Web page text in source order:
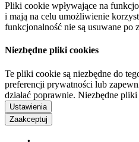
Pliki cookie wpływające na
i mają na celu umożliwienie
funkcjonalność nie są usuwane
Niezbędne pliki cookies
Te pliki cookie są niezbędne do
preferencji prywatności lub
działać poprawnie. Niezbędne
Ustawienia
Zaakceptuj